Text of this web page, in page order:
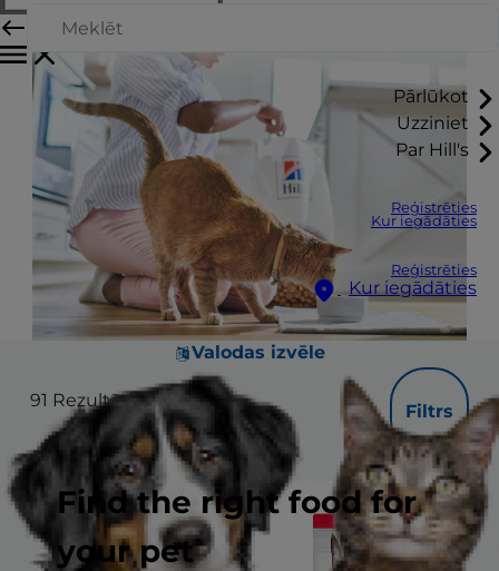
Pārlūkot
Uzziniet
Par Hill's
Reģistrēties
Kur iegādāties
Reģistrēties
Kur iegādāties
Valodas izvēle
Find the right food for
your pet
91 Rezultāti
Filtrs